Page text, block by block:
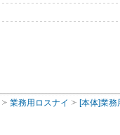
業務用ロスナイ [本体]業務